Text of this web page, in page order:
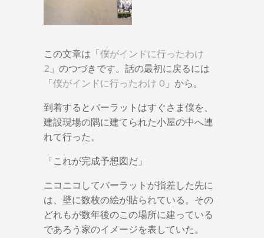
この文章は「僕がインドに行ったわけ
2 」のつづきです。話の最初に戻るには
「僕がインドに行ったわけ 0 」から。
到着するとバーラットはすぐさま僕を、
建設現場の隅に建てられた小屋の中へ連
れて行った。
「これが完成予想図だ」
ニコニコしてバーラットが指差した先に
は、壁に数枚の絵が貼られている。その
どれもが数年後のこの場所に建っている
であろう家のイメージを表していた。